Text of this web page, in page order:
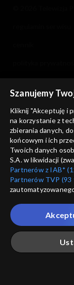
pomoc
kontakt
voucher
dostępność
informacje o
Szanujemy
Kliknij "Akceptuję i
na korzystanie z
zbierania danych,
końcowym i ich
Twoich danych
S.A. w likwidacji
Partnerów z IAB*
Partnerów TVP (93
które wskazujemy
przez nas
Twoje dane
Ciebie naszych
„Portalem”, w tym